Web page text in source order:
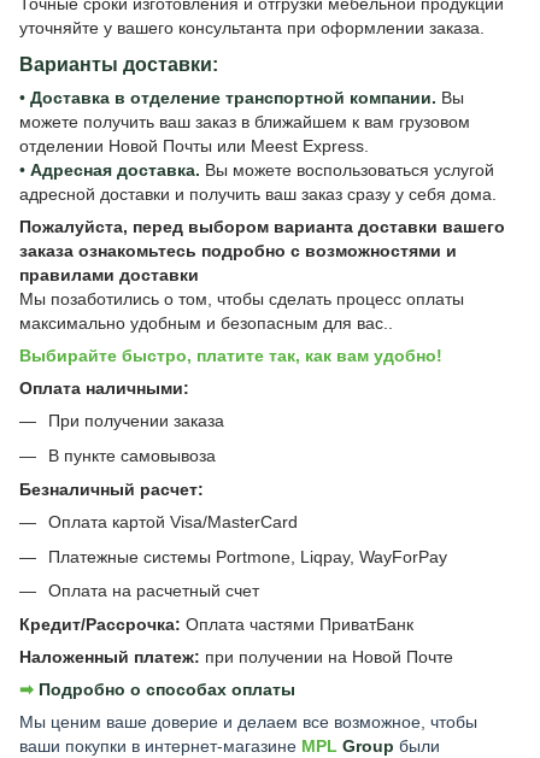
уточняйте у вашего консультанта при оформлении заказа.
Варианты доставки:
• Доставка в отделение транспортной компании. Вы
можете получить ваш заказ в ближайшем к вам грузовом
отделении Новой Почты или Meest Express.
• Адресная доставка. Вы можете воспользоваться услугой
адресной доставки и получить ваш заказ сразу у себя дома.
Пожалуйста, перед выбором варианта доставки вашего
заказа ознакомьтесь подробно с возможностями и
правилами доставки
Мы позаботились о том, чтобы сделать процесс оплаты
максимально удобным и безопасным для вас..
Выбирайте быстро, платите так, как вам удобно!
Оплата наличными:
При получении заказа
В пункте самовывоза
Безналичный расчет:
Оплата картой Visa/MasterCard
Платежные системы Portmone, Liqpay, WayForPay
Оплата на расчетный счет
Кредит/Рассрочка: Оплата частями ПриватБанк
Наложенный платеж: при получении на Новой Почте
➡︎ Подробно о способах оплаты
Мы ценим ваше доверие и делаем все возможное, чтобы
ваши покупки в интернет-магазине MPL Group были